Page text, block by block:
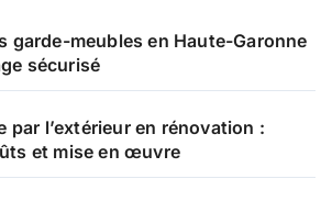
garde-meubles en Haute-Garonne
sécurisé
par l’extérieur en rénovation :
et mise en œuvre